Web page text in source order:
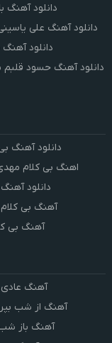
دانلود
دانلود آهنگ علی
دانلود
دانلود آهنگ حسود
دانلود آهنگ
اهنگ بی کلام
دانلود
آهنگ بی
آهنگ بی
آهنگ
آهنگ از شب
آهنگ باز